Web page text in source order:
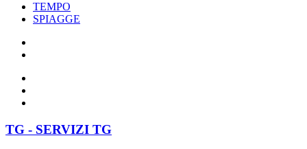
TEMPO
SPIAGGE
TG - SERVIZI TG